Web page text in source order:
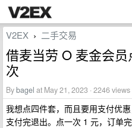
V2EX › 二手交易
借麦当劳 O 麦金会
次
Bybagel at May 21, 2023 · 2246 views
我想点四件套，而且要用支付优
支付完退出。点一次 1 元，订单